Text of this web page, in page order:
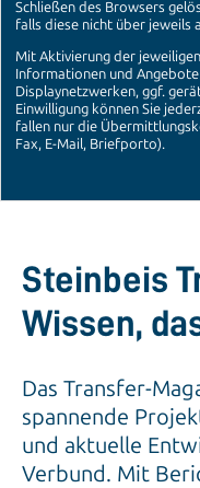
Steinbeis
Wissen,
Das Transfer-
spannende
und aktuelle
Verbund. Mit